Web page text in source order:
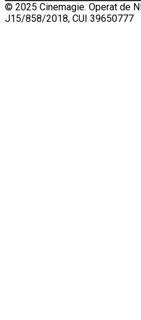
© 2025 Cinemagie. Operat de
J15/858/2018, CUI 39650777